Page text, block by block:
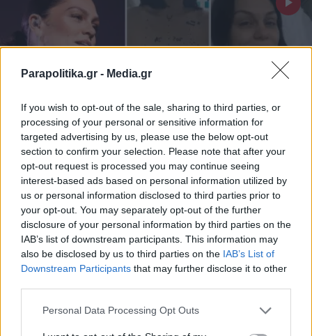
Parapolitika.gr - Media.gr
If you wish to opt-out of the sale, sharing to third parties, or
processing of your personal or sensitive information for
targeted advertising by us, please use the below opt-out
section to confirm your selection. Please note that after your
opt-out request is processed you may continue seeing
interest-based ads based on personal information utilized by
us or personal information disclosed to third parties prior to
your opt-out. You may separately opt-out of the further
disclosure of your personal information by third parties on the
IAB’s list of downstream participants. This information may
also be disclosed by us to third parties on the IAB’s List of
Downstream Participants that may further disclose it to other
Personal Data Processing Opt Outs
LIFESTYLE 24.06.2025 14:20
PARAPOLITIKA NEWSROOM
Jessie J: Η συγκλονιστική μάχη της με τον
καρκίνο του μαστού - Η ανάρρωση και
τα συγκινητικά στιγμιότυπα (Βίντεο &
Εικόνες)
Εγγραφή στο newsletter